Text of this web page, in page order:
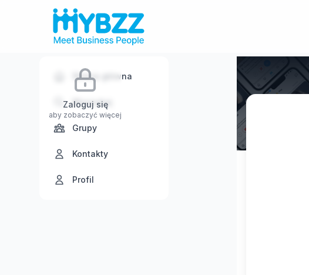
Zaloguj się
aby zobaczyć więcej
Strona główna
Wyszukaj
Grupy
Kontakty
Profil